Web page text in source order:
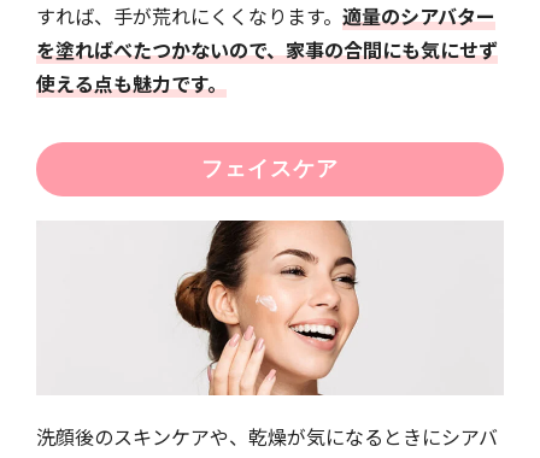
すれば、手が荒れにくくなります。 適量のシアバター
を塗ればべたつかないので、家事の合間にも気にせず
使える点も魅力です。
フェイスケア
洗顔後のスキンケアや、乾燥が気になるときにシアバ